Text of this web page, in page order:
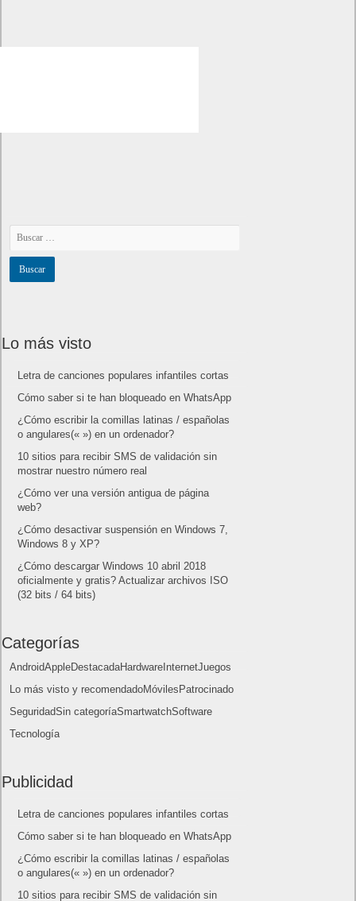
Lo más visto
Letra de canciones populares infantiles cortas
Cómo saber si te han bloqueado en WhatsApp
¿Cómo escribir la comillas latinas / españolas
o angulares(« ») en un ordenador?
10 sitios para recibir SMS de validación sin
mostrar nuestro número real
¿Cómo ver una versión antigua de página
web?
¿Cómo desactivar suspensión en Windows 7,
Windows 8 y XP?
¿Cómo descargar Windows 10 abril 2018
oficialmente y gratis? Actualizar archivos ISO
(32 bits / 64 bits)
Categorías
AndroidAppleDestacadaHardwareInternetJuegos
Lo más visto y recomendadoMóvilesPatrocinado
SeguridadSin categoríaSmartwatchSoftware
Tecnología
Publicidad
Letra de canciones populares infantiles cortas
Cómo saber si te han bloqueado en WhatsApp
¿Cómo escribir la comillas latinas / españolas
o angulares(« ») en un ordenador?
10 sitios para recibir SMS de validación sin